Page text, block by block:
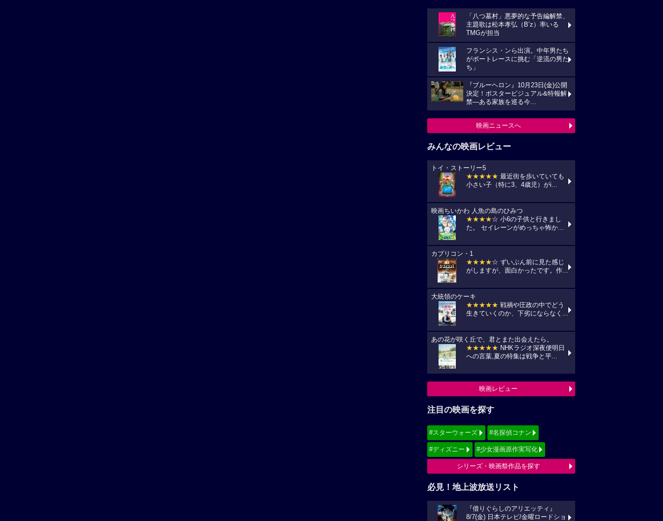
「八つ墓村」悪夢的な予告編解禁、
主題歌は松本孝弘（B’z）率いる
TMGが担当
フランシス・ンら出演。中年男たち
がボートレースに挑む「逆流の男た
ち」
『ブルーヘロン』10月23日(金)公開
決定！ポスタービジュアル&特報解
禁―ある家族を巡る今...
映画ニュースへ
みんなの映画レビュー
トイ・ストーリー5
★★★★★ 最近街を歩いていても
小さい子（特に3、4歳児）がi...
映画ちいかわ 人魚の島のひみつ
★★★★☆ 小6の子供と行きまし
た。 セイレーンがめっちゃ怖か...
カプリコン・1
★★★★☆ ずいぶん前に見た感じ
がしますが、面白かったです。作...
大統領のケーキ
★★★★★ 戦禍や圧政の中でどう
生きていくのか、下劣にならなく...
あの花が咲く丘で、君とまた出会えたら。
★★★★★ NHKラジオ深夜便明日
への言葉,夏の特集は戦争と平...
映画レビュー
注目の映画を探す
#スターウォーズ #名探偵コナン
#ディズニー #少女漫画原作実写化
シリーズ・映画祭作品を探す
必見！地上波放送リスト
『借りぐらしのアリエッティ』
8/7(金) 日本テレビ/金曜ロードショ